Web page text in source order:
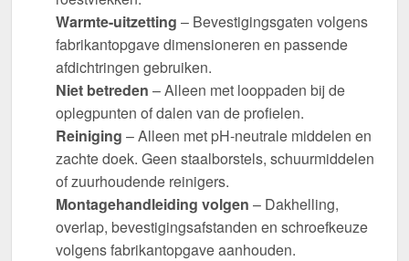
Warmte-uitzetting – Bevestigingsgaten volgens
fabrikantopgave dimensioneren en passende
afdichtringen gebruiken.
Niet betreden – Alleen met looppaden bij de
oplegpunten of dalen van de profielen.
Reiniging – Alleen met pH-neutrale middelen en
zachte doek. Geen staalborstels, schuurmiddelen
of zuurhoudende reinigers.
Montagehandleiding volgen – Dakhelling,
overlap, bevestigingsafstanden en schroefkeuze
volgens fabrikantopgave aanhouden.